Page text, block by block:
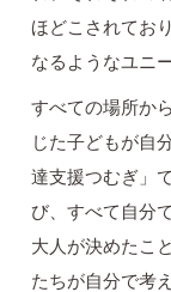
ほどこされてお
なるようなユニ
すべての場所か
じた子どもが自
達支援つむぎ」
び、すべて自分
大人が決めたこ
たちが自分で考